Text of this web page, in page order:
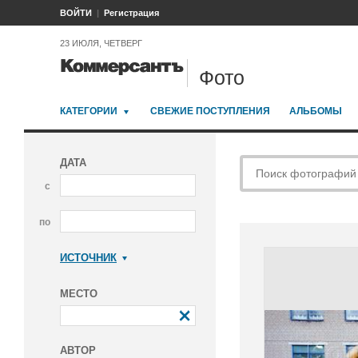
ВОЙТИ Регистрация
23 ИЮЛЯ, ЧЕТВЕРГ
Фото
КАТЕГОРИИ СВЕЖИЕ ПОСТУПЛЕНИЯ АЛЬБОМЫ
ДАТА
с
по
ИСТОЧНИК
МЕСТО
АВТОР